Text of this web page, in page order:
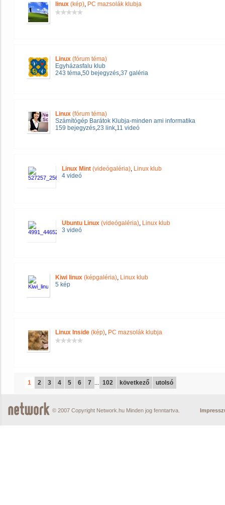
linux (kép), PC mazsolák klubja
Linux (fórum téma)
Egyházasfalu klub
243 téma,50 bejegyzés,37 galéria
Linux (fórum téma)
Számítógép Barátok Klubja-minden ami informatika
159 bejegyzés,23 link,11 videó
Linux Mint (videógaléria), Linux klub
4 videó
Ubuntu Linux (videógaléria), Linux klub
3 videó
Kiwi linux (képgaléria), Linux klub
5 kép
Linux Inside (kép), PC mazsolák klubja
1 2 3 4 5 6 7 ... 102 következő utolsó
© 2007 Copyright Network.hu Minden jog fenntartva.